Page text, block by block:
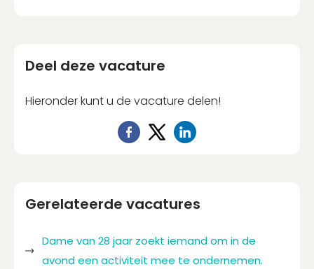
Deel deze vacature
Hieronder kunt u de vacature delen!
Gerelateerde vacatures
Dame van 28 jaar zoekt iemand om in de
avond een activiteit mee te ondernemen.